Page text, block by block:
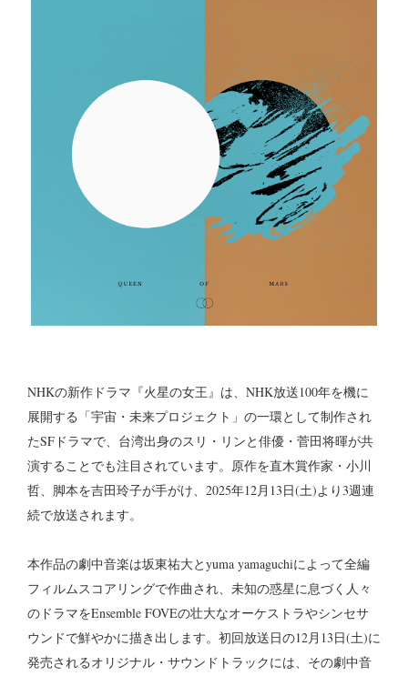
NHKの新作ドラマ『火星の女王』は、NHK放送100年を機に
展開する「宇宙・未来プロジェクト」の一環として制作され
たSFドラマで、台湾出身のスリ・リンと俳優・菅田将暉が共
演することでも注目されています。原作を直木賞作家・小川
哲、脚本を吉田玲子が手がけ、2025年12月13日(土)より3週連
続で放送されます。
本作品の劇中音楽は坂東祐大とyuma yamaguchiによって全編
フィルムスコアリングで作曲され、未知の惑星に息づく人々
のドラマをEnsemble FOVEの壮大なオーケストラやシンセサ
ウンドで鮮やかに描き出します。初回放送日の12月13日(土)に
発売されるオリジナル・サウンドトラックには、その劇中音